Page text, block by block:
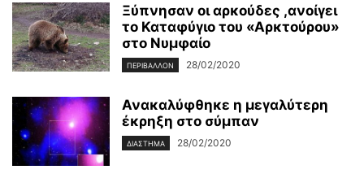
Ξύπνησαν οι αρκούδες ,ανοίγει
το Καταφύγιο του «Αρκτούρου»
στο Νυμφαίο
ΠΕΡΙΒΆΛΛΟΝ 28/02/2020
Ανακαλύφθηκε η μεγαλύτερη
έκρηξη στο σύμπαν
ΔΙΆΣΤΗΜΑ 28/02/2020